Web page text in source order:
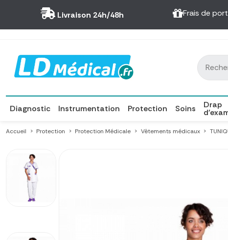
Livraison 24h/48h Frais de
Diagnostic Instrumentation Protection Soins Drap
Accueil Protection Protection Médicale Vêtements médicaux
Panneau de gestion des cookies